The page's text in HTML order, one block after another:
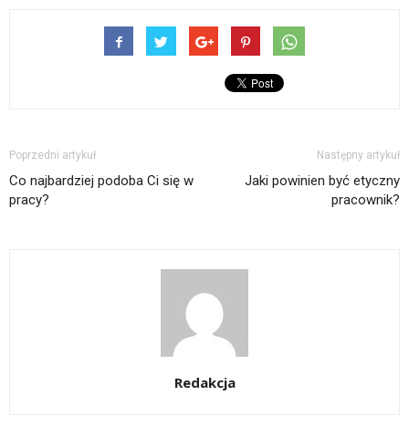
Poprzedni artykuł
Co najbardziej podoba Ci się w
pracy?
Następny artykuł
Jaki powinien być etyczny
pracownik?
Redakcja